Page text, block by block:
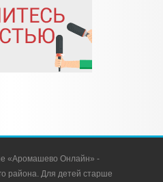
«Аромашево Онлайн» -
района. Для детей старше